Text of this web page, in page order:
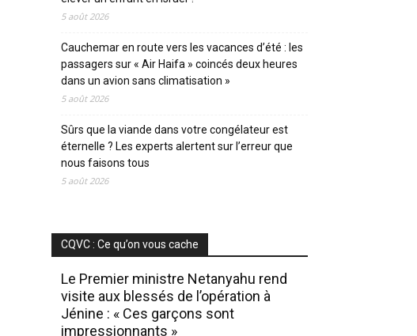
5 août 2026
Cauchemar en route vers les vacances d’été : les
passagers sur « Air Haifa » coincés deux heures
dans un avion sans climatisation »
5 août 2026
Sûrs que la viande dans votre congélateur est
éternelle ? Les experts alertent sur l’erreur que
nous faisons tous
5 août 2026
CQVC : Ce qu’on vous cache
Le Premier ministre Netanyahu rend
visite aux blessés de l’opération à
Jénine : « Ces garçons sont
impressionnants »